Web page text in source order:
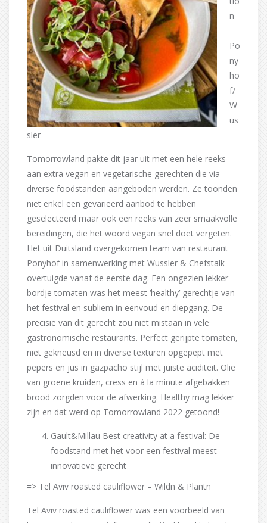
n
–
Po
ny
ho
f/
W
us
sler
Tomorrowland pakte dit jaar uit met een hele reeks
aan extra vegan en vegetarische gerechten die via
diverse foodstanden aangeboden werden. Ze toonden
niet enkel een gevarieerd aanbod te hebben
geselecteerd maar ook een reeks van zeer smaakvolle
bereidingen, die het woord vegan snel doet vergeten.
Het uit Duitsland overgekomen team van restaurant
Ponyhof in samenwerking met Wussler & Chefstalk
overtuigde vanaf de eerste dag. Een ongezien lekker
bordje tomaten was het meest ‘healthy’ gerechtje van
het festival en subliem in eenvoud en diepgang. De
precisie van dit gerecht zou niet mistaan in vele
gastronomische restaurants. Perfect gerijpte tomaten,
niet gekneusd en in diverse texturen opgepept met
pepers en jus in gazpacho stijl met juiste aciditeit. Olie
van groene kruiden, cress en à la minute afgebakken
brood zorgden voor de afwerking. Healthy mag lekker
zijn en dat werd op Tomorrowland 2022 getoond!
Gault&Millau Best creativity at a festival: De
foodstand met het voor een festival meest
innovatieve gerecht
=> Tel Aviv roasted cauliflower – Wildn & Plantn
Tel Aviv roasted cauliflower was een voorbeeld van